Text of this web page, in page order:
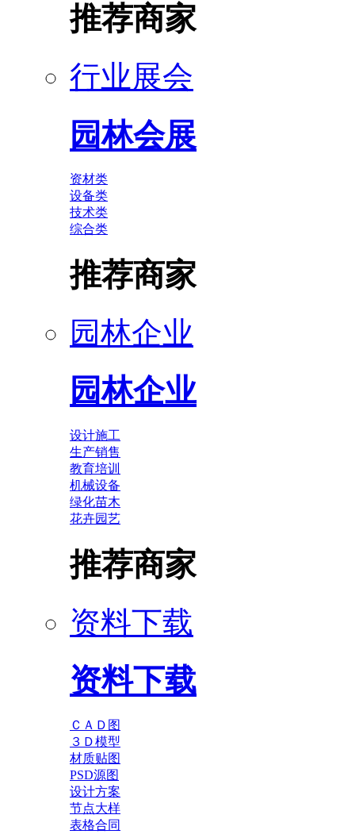
推荐商家
行业展会
园林会展
资材类
设备类
技术类
综合类
推荐商家
园林企业
园林企业
设计施工
生产销售
教育培训
机械设备
绿化苗木
花卉园艺
推荐商家
资料下载
资料下载
ＣＡＤ图
３Ｄ模型
材质贴图
PSD源图
设计方案
节点大样
表格合同